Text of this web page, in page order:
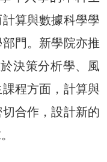
算與數據科學學
門。新學院亦推
決策分析學、風
程方面，計算與
合作，設計新的